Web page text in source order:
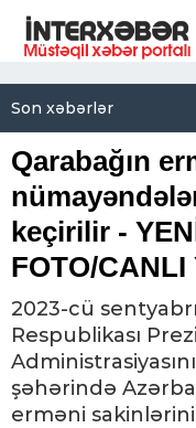
Son xəbərlər
Qarabağın
keçirilir -
FOTO/CANLI
2023-cü
Respublikası
şəhərində
erməni